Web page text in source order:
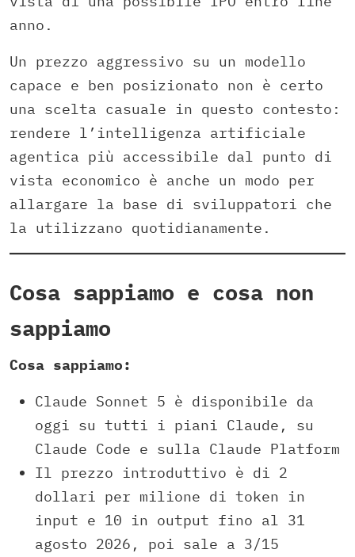
anno.
Un prezzo aggressivo su un modello
capace e ben posizionato non è certo
una scelta casuale in questo contesto:
rendere l’intelligenza artificiale
agentica più accessibile dal punto di
vista economico è anche un modo per
allargare la base di sviluppatori che
la utilizzano quotidianamente.
Cosa sappiamo e cosa non
sappiamo
Cosa sappiamo:
Claude Sonnet 5 è disponibile da
oggi su tutti i piani Claude, su
Claude Code e sulla Claude Platform
Il prezzo introduttivo è di 2
dollari per milione di token in
input e 10 in output fino al 31
agosto 2026, poi sale a 3/15